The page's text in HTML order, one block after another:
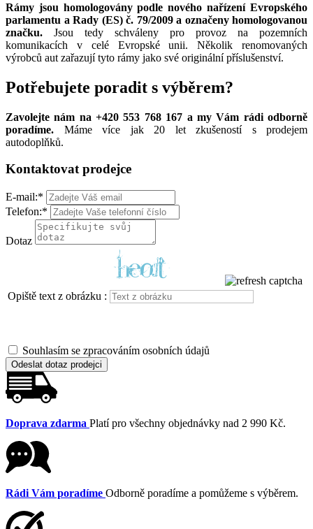
Rámy jsou homologovány podle nového nařízení Evropského
parlamentu a Rady (ES) č. 79/2009 a označeny homologovanou
značku. Jsou tedy schváleny pro provoz na pozemních
komunikacích v celé Evropské unii. Několik renomovaných
výrobců aut zařazují tyto rámy jako své originální příslušenství.
Potřebujete poradit s výběrem?
Zavolejte nám na +420 553 768 167 a my Vám rádi odborně
poradíme. Máme více jak 20 let zkušeností s prodejem
autodoplňků.
Kontaktovat prodejce
E-mail:*
Telefon:*
Dotaz
Opiště text z obrázku :
Souhlasím se zpracováním osobních údajů
Odeslat dotaz prodejci
Doprava zdarma Platí pro všechny objednávky nad 2 990 Kč.
Rádi Vám poradíme Odborně poradíme a pomůžeme s výběrem.